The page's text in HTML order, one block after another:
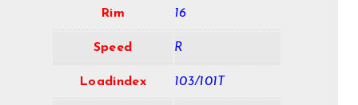
Rim 16
Speed R
Loadindex 103/101T